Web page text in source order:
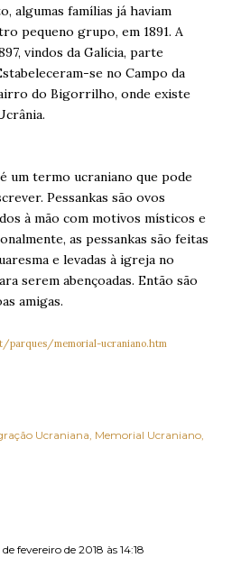
algumas famílias já haviam
pequeno grupo, em 1891. A
vindos da Galícia, parte
se no Campo da
do Bigorrilho, onde existe
um termo ucraniano que pode
Pessankas são ovos
à mão com motivos místicos e
as pessankas são feitas
e levadas à igreja no
serem abençoadas. Então são
amigas.
parques/memorial-ucraniano.htm
Ucraniana Memorial Ucraniano
fevereiro de 2018 às 14:18